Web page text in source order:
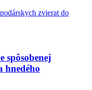
zvierat do
spôsobenej
hnedého